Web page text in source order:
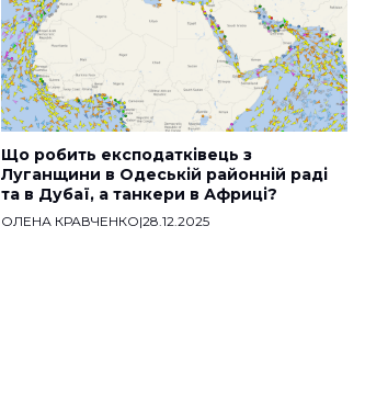
Що робить експодатківець з
Луганщини в Одеській районній раді
та в Дубаї, а танкери в Африці?
ОЛЕНА КРАВЧЕНКО|28.12.2025